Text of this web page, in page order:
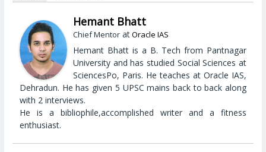
Hemant Bhatt
Chief Mentor atOracle IAS
Hemant Bhatt is a B. Tech from Pantnagar
University and has studied Social Sciences at
SciencesPo, Paris. He teaches at Oracle IAS,
Dehradun. He has given 5 UPSC mains back to back along
with 2 interviews.
He is a bibliophile,accomplished writer and a fitness
enthusiast.